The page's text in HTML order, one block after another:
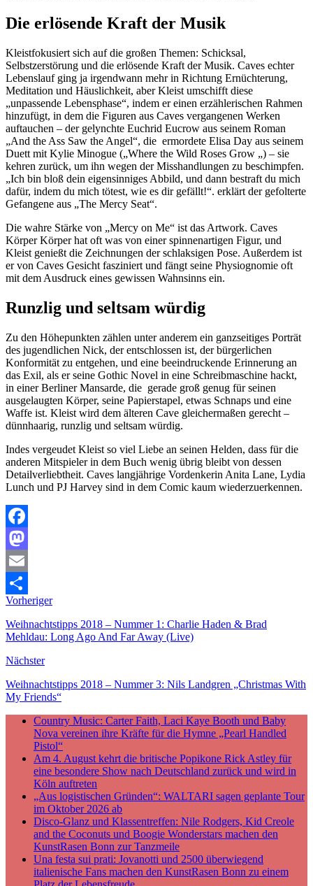
Die erlösende Kraft der Musik
Kleistfokusiert sich auf die großen Themen: Schicksal,
Selbstzerstörung und die erlösende Kraft der Musik. Caves echter
Lebenslauf ging ja irgendwann mehr in Richtung Ernüchterung,
Meditation und Häuslichkeit, aber Kleist umschifft diese
„unpassende Lebensphase“, indem er einen erzählerischen Rahmen
hinzufügt, in dem die Figuren aus Caves vergangenen Werken
auftauchen – der gelynchte Euchrid Eucrow aus seinem Roman
„And the Ass Saw the Angel“, die ermordete Elisa Day aus seinem
Duett mit Kylie Minogue („Where the Wild Roses Grow „) – sie
kehren zurück, um ihn wegen der Misshandlungen zu beschimpfen.
„Ich bin bloß dein eigensinniges Abbild, und dann bestraft du mich
dafür, indem du mich tötest, wie es dir gefällt!“. erklärt der gefolterte
Gefangene aus „The Mercy Seat“.
Die wahre Stärke von „Mercy on Me“ ist das Artwork. Caves
Körper Körper hat oft was von einer spinnenartigen Figur, und
Kleist genießt die Zeichnungen der schlaksigen Pose. Außerdem ist
er von Caves Gesicht fasziniert und fängt seine Physiognomie oft
mit dem Ausdruck eines gewissen Wahnsinns ein.
Runzlig und seltsam würdig
Zu den Höhepunkten zählen unter anderem ein ganzseitiges Porträt
des jugendlichen Nick, der entschlossen ist, der bürgerlichen
Konformität zu entgehen, und eine beeindruckende Erinnerung an
das Exil, als er seine Gothic Novel in eine Schreibmaschine hackt,
in einer Berliner Mansarde, die gerade groß genug für seinen
ausgelaugten Körper, seine Papierstapel, etwas Schnaps und eine
Waffe ist. Kleist wird dem älteren Cave gleichermaßen gerecht –
dünnhaarig, runzlig und seltsam würdig.
Indes vergeudet Kleist so viel Liebe an seinen Helden, dass für die
anderen Mitspieler in dem Buch wenig übrig bleibt von dessen
Detailverliebtheit. Caves langjährige Vordenkerin Anita Lane, Lydia
Lunch und PJ Harvey sind in dem Comic kaum wiederzuerkennen.
Facebook
Mastodon
Email
Teilen
Vorheriger
Weihnachtstipps 2018 – Nummer 1: Charlie Haden & Brad
Mehldau: Long Ago And Far Away (Live)
Nächster
Weihnachtstipps 2018 – Nummer 3: Nils Landgren „Christmas With
My Friends“
Country Music: Carter Faith, Laci Kaye Booth und Baby
Nova vereinen ihre Kräfte für die Hymne „Pearl Handled
Pistol“
Am 4. August kehrt die britische Popikone Rick Astley für
eine besondere Show nach Deutschland zurück und wird in
Köln auftreten
„Aus logistischen Gründen“: WALTARI sagen geplante Tour
im Oktober 2026 ab
Disco-Glanz und Klassentreffen: Nile Rodgers, Kid Creole
and the Coconuts und Boogie Wonderstars machen den
KunstRasen Bonn zur Tanzmeile
Una festa sui prati: Jovanotti und 2500 überwiegend
italienische Fans machen den KunstRasen Bonn zu einem